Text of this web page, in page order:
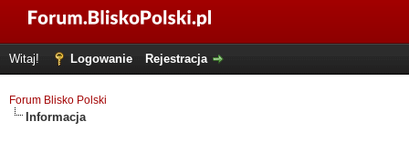
Witaj! Logowanie Rejestracja
Forum Blisko Polski
Informacja